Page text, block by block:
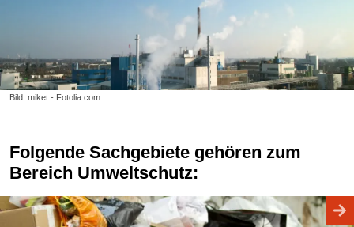
Bild: miket - Fotolia.com
Folgende Sachgebiete gehören zum
Bereich Umweltschutz: